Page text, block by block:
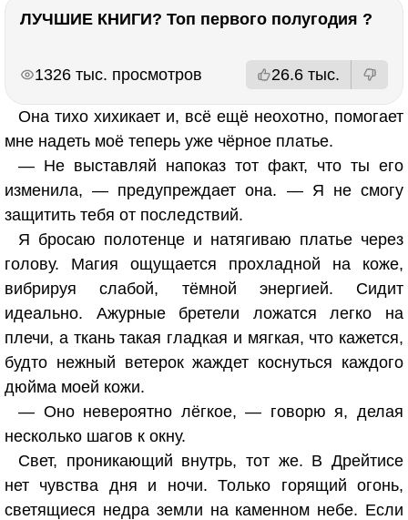
ЛУЧШИЕ КНИГИ? Топ первого полугодия ?
1326 тыс. просмотров 26.6 тыс.
Она тихо хихикает и, всё ещё неохотно, помогает
мне надеть моё теперь уже чёрное платье.
— Не выставляй напоказ тот факт, что ты его
изменила, — предупреждает она. — Я не смогу
защитить тебя от последствий.
Я бросаю полотенце и натягиваю платье через
голову. Магия ощущается прохладной на коже,
вибрируя слабой, тёмной энергией. Сидит
идеально. Ажурные бретели ложатся легко на
плечи, а ткань такая гладкая и мягкая, что кажется,
будто нежный ветерок жаждет коснуться каждого
дюйма моей кожи.
— Оно невероятно лёгкое, — говорю я, делая
несколько шагов к окну.
Свет, проникающий внутрь, тот же. В Дрейтисе
нет чувства дня и ночи. Только горящий огонь,
светящиеся недра земли на каменном небе. Если